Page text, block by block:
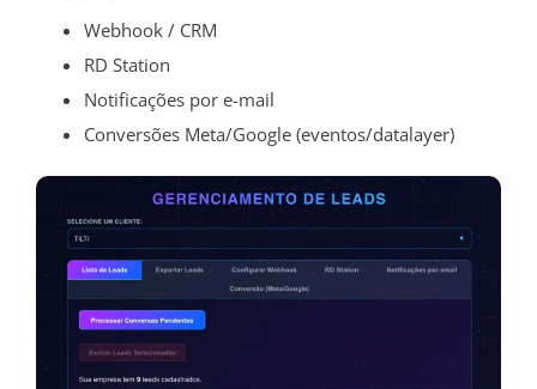
Webhook / CRM
RD Station
Notificações por e-mail
Conversões Meta/Google (eventos/datalayer)